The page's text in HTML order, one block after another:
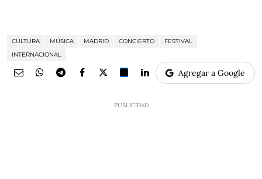
CULTURA MÚSICA MADRID CONCIERTO
FESTIVAL
INTERNACIONAL
Agregar a Google